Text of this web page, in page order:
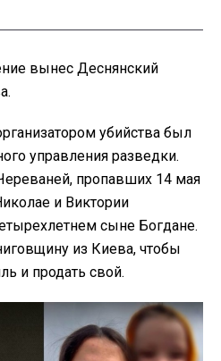
вынес Деснянский
убийства был
управления разведки.
пропавших 14 мая
и Виктории
сыне Богдане.
из Киева, чтобы
и продать свой.